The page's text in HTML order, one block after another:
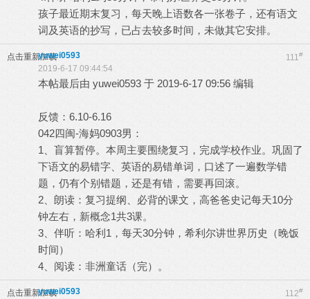
孩子最近期末复习，每天晚上语数各一张卷子，还有语文
词及英语的抄写，已占去较多时间，未做其它安排。
点击重新加载 111#
yuwei0593
2019-6-17 09:44:54
本帖最后由 yuwei0593 于 2019-6-17 09:56 编辑
反馈：6.10-6.16
042四闽-海妈0903男：
1、盲算暂停。本周主要围绕复习，完成学校作业。巩固了
下语文的易错字、英语的易错单词，口述了一遍数学错
题，仍有个别错题，还是有错，需要再回滚。
2、朗读：复习提纲、必背的课文，高爸爸史记每天10分
钟左右，新概念1共3课。
3、伴听：哈利1，每天30分钟，希利尔讲世界历史（晚饭
时间）
4、阅读：非洲童话（完）。
点击重新加载 112#
yuwei0593